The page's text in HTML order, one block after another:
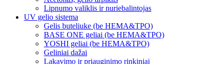
Lipnumo valiklis ir nuriebalintojas
UV gelio sistema
Gelis buteliuke (be HEMA&TPO)
BASE ONE geliai (be HEMA&TPO)
YOSHI geliai (be HEMA&TPO)
Geliniai dažai
Lakavimo ir priauginimo rinkiniai